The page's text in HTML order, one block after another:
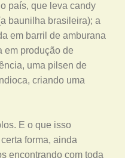
país, que leva candy
baunilha brasileira); a
em barril de amburana
em produção de
uma pilsen de
criando uma
E o que isso
forma, ainda
encontrando com toda